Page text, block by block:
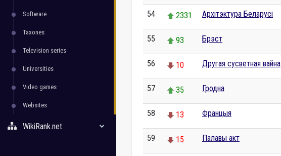
Software
Taxones
Television series
Universities
Video games
Websites
WikiRank.net
54 2331 Архітэктура Беларусі
55 93 Брэст
56 10 Другая сусветная вайна
57 35 Гродна
58 13 Францыя
59 15 Палавы акт